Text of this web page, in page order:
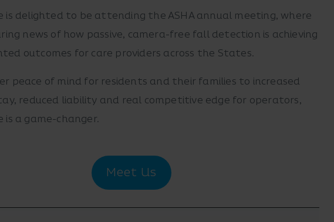
is delighted to be attending the ASHA annual meeting, where
news of how passive, camera-free fall detection is achieving
outcomes for care providers across the States.
peace of mind for residents and their families to increased
reduced liability and real competitive edge for operators,
is a game-changer.
Meet Us